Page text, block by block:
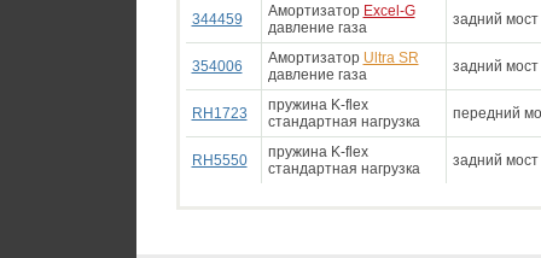
344459 Амортизатор Excel-G
давление газа
задний мост
354006 Амортизатор Ultra SR
давление газа
задний мост
RH1723
пружина K-flex
стандартная нагрузка
передний
RH5550
пружина K-flex
стандартная нагрузка
задний мост